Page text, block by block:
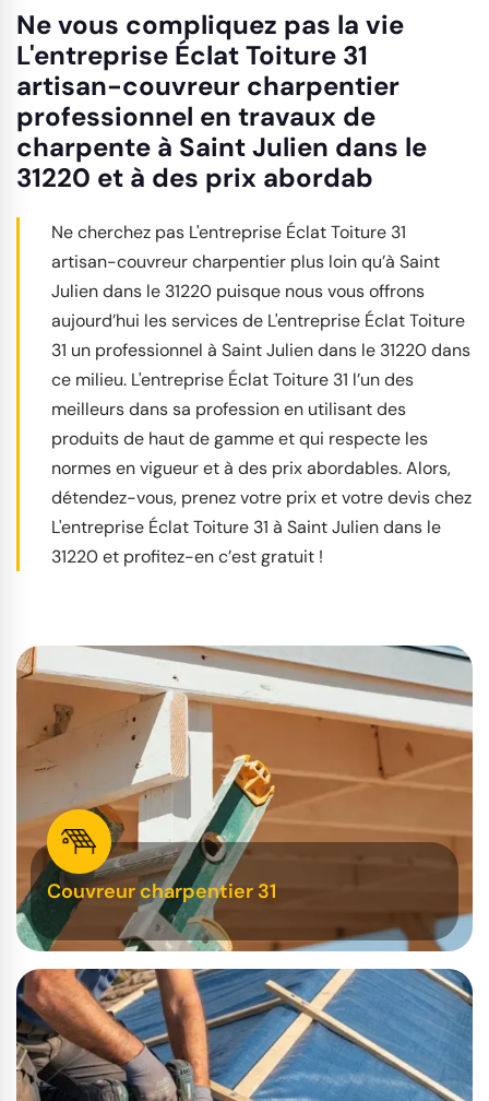
Ne vous compliquez pas la vie
L'entreprise Éclat Toiture 31
artisan-couvreur charpentier
professionnel en travaux de
charpente à Saint Julien dans le
31220 et à des prix abordab
Ne cherchez pas L'entreprise Éclat Toiture 31
artisan-couvreur charpentier plus loin qu’à Saint
Julien dans le 31220 puisque nous vous offrons
aujourd’hui les services de L'entreprise Éclat Toiture
31 un professionnel à Saint Julien dans le 31220 dans
ce milieu. L'entreprise Éclat Toiture 31 l’un des
meilleurs dans sa profession en utilisant des
produits de haut de gamme et qui respecte les
normes en vigueur et à des prix abordables. Alors,
détendez-vous, prenez votre prix et votre devis chez
L'entreprise Éclat Toiture 31 à Saint Julien dans le
31220 et profitez-en c’est gratuit !
Couvreur charpentier 31